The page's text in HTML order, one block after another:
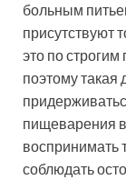
больным
присутствуют
это по
поэтому такая
пищеварения
воспринимать
соблюдать